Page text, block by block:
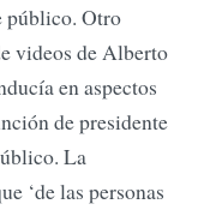
público. Otro
videos de Alberto
en aspectos
de presidente
La
‘de las personas